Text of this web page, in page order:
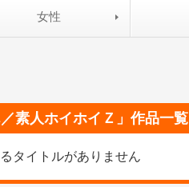
女性
素人ホイホイＺ 」作品一覧
タイトルがありません